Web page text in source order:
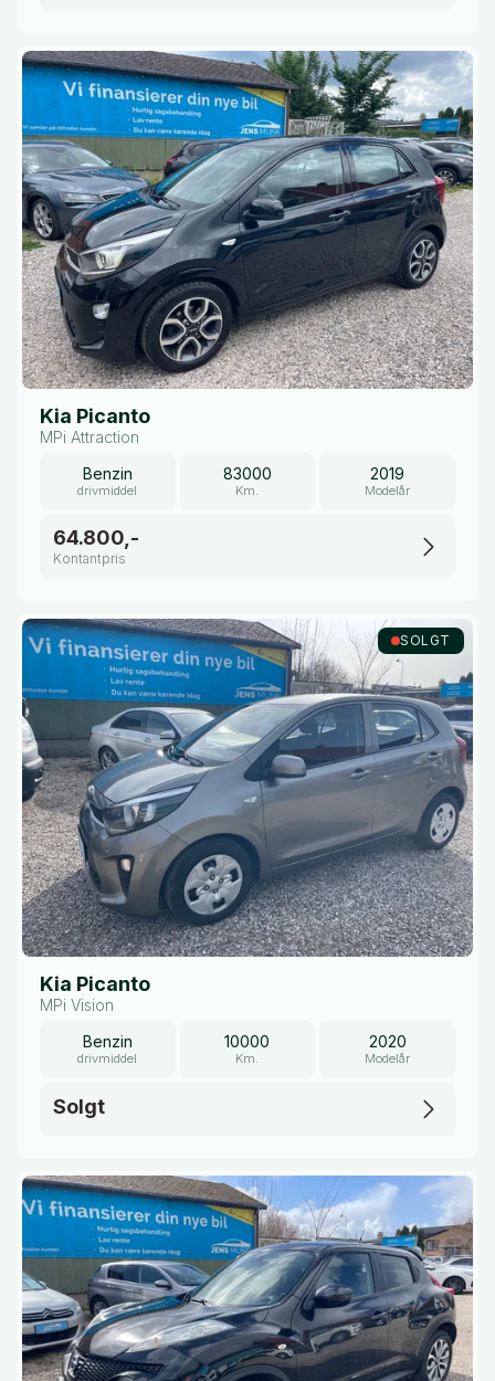
Kia Picanto
MPi Attraction
Benzin
drivmiddel
83000
Km.
2019
Modelår
64.800,-
Kontantpris
SOLGT
Kia Picanto
MPi Vision
Benzin
drivmiddel
10000
Km.
2020
Modelår
Solgt